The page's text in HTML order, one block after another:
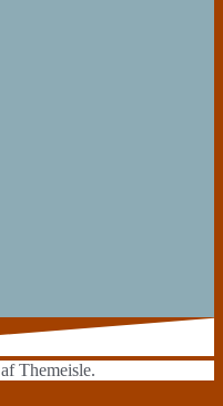
af Themeisle.